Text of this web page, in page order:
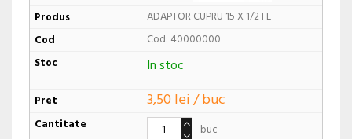
ADAPTOR CUPRU 15 X 1/2 FE
Cod: 40000000
In stoc
3,50 lei / buc
buc